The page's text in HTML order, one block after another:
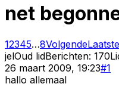
net
12345…8VolgendeLaatste
jelOud lidBerichten: 170
26 maart 2009, 19:23#1
hallo allemaal